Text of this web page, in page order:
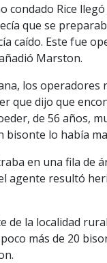
condado Rice
que se
caído. Este fue
Marston.
los operadores
que dijo que
de 56 años,
bisonte lo había
en una fila de
agente resultó
de la localidad
más de 20